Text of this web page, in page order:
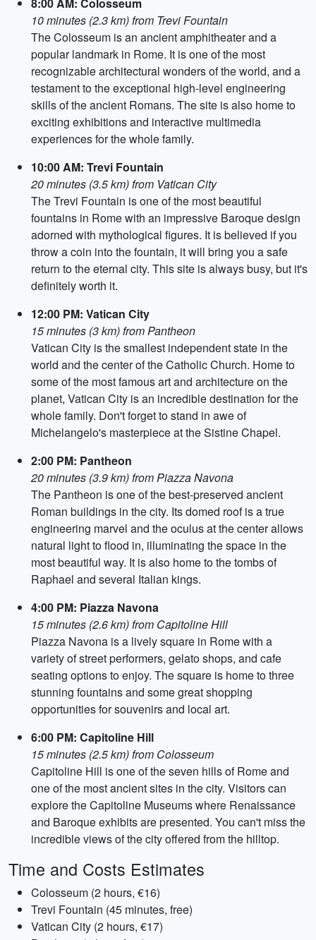
10 minutes (2.3 km) from Trevi Fountain
The Colosseum is an ancient amphitheater and a
popular landmark in Rome. It is one of the most
recognizable architectural wonders of the world, and a
testament to the exceptional high-level engineering
skills of the ancient Romans. The site is also home to
exciting exhibitions and interactive multimedia
experiences for the whole family.
10:00 AM: Trevi Fountain
20 minutes (3.5 km) from Vatican City
The Trevi Fountain is one of the most beautiful
fountains in Rome with an impressive Baroque design
adorned with mythological figures. It is believed if you
throw a coin into the fountain, it will bring you a safe
return to the eternal city. This site is always busy, but it's
definitely worth it.
12:00 PM: Vatican City
15 minutes (3 km) from Pantheon
Vatican City is the smallest independent state in the
world and the center of the Catholic Church. Home to
some of the most famous art and architecture on the
planet, Vatican City is an incredible destination for the
whole family. Don't forget to stand in awe of
Michelangelo's masterpiece at the Sistine Chapel.
2:00 PM: Pantheon
20 minutes (3.9 km) from Piazza Navona
The Pantheon is one of the best-preserved ancient
Roman buildings in the city. Its domed roof is a true
engineering marvel and the oculus at the center allows
natural light to flood in, illuminating the space in the
most beautiful way. It is also home to the tombs of
Raphael and several Italian kings.
4:00 PM: Piazza Navona
15 minutes (2.6 km) from Capitoline Hill
Piazza Navona is a lively square in Rome with a
variety of street performers, gelato shops, and cafe
seating options to enjoy. The square is home to three
stunning fountains and some great shopping
opportunities for souvenirs and local art.
6:00 PM: Capitoline Hill
15 minutes (2.5 km) from Colosseum
Capitoline Hill is one of the seven hills of Rome and
one of the most ancient sites in the city. Visitors can
explore the Capitoline Museums where Renaissance
and Baroque exhibits are presented. You can't miss the
incredible views of the city offered from the hilltop.
Time and Costs Estimates
Colosseum (2 hours, €16)
Trevi Fountain (45 minutes, free)
Vatican City (2 hours, €17)